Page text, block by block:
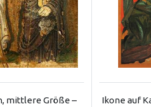
mittlere Größe –
Ikone auf